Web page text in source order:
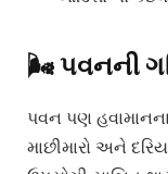
🌬️ પવનની
પવન પણ
માછીમારો અને